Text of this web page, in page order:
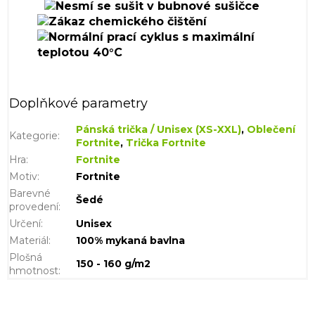
Doplňkové parametry
Kategorie: Pánská trička / Unisex (XS-XXL), Oblečení
Fortnite, Trička Fortnite
Hra:
Fortnite
Motiv:
Fortnite
Barevné
provedení:
Šedé
Určení:
Unisex
Materiál :
100% mykaná bavlna
Plošná
hmotnost:
150 - 160 g/m2